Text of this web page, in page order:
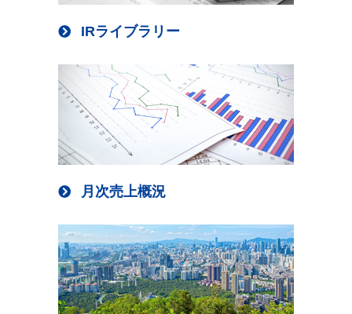
IRライブラリー
月次売上概況